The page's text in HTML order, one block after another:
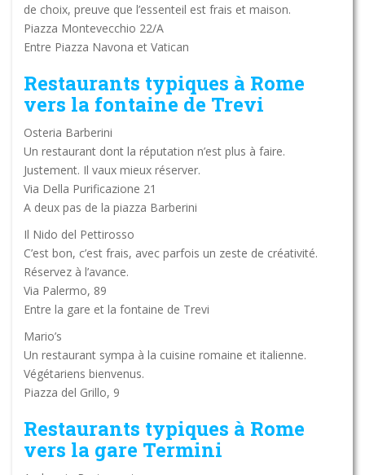
de choix, preuve que l’essenteil est frais et maison.
Piazza Montevecchio 22/A
Entre Piazza Navona et Vatican
Restaurants typiques à Rome
vers la fontaine de Trevi
Osteria Barberini
Un restaurant dont la réputation n’est plus à faire.
Justement. Il vaux mieux réserver.
Via Della Purificazione 21
A deux pas de la piazza Barberini
Il Nido del Pettirosso
C’est bon, c’est frais, avec parfois un zeste de créativité.
Réservez à l’avance.
Via Palermo, 89
Entre la gare et la fontaine de Trevi
Mario’s
Un restaurant sympa à la cuisine romaine et italienne.
Végétariens bienvenus.
Piazza del Grillo, 9
Restaurants typiques à Rome
vers la gare Termini